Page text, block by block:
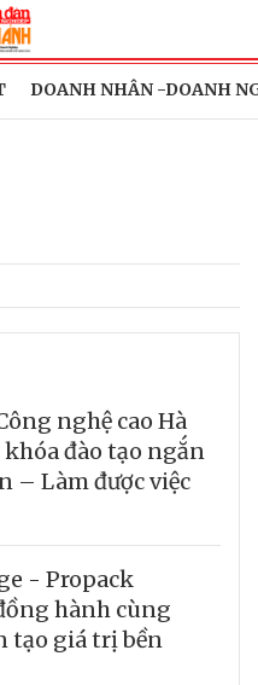
DOANH NHÂN -DOANH
nghệ cao Hà
đào tạo ngắn
– Làm được việc
- Propack
hành cùng
tạo giá trị bền